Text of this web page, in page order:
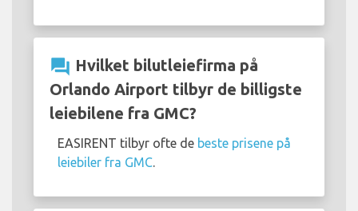
question_answer Hvilket bilutleiefirma på
Orlando Airport tilbyr de billigste
leiebilene fra GMC?
EASIRENT tilbyr ofte de beste prisene på
leiebiler fra GMC.